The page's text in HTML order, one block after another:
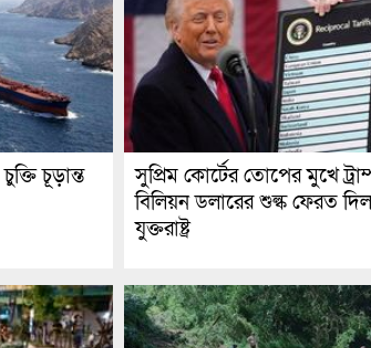
চূড়ান্ত
সুপ্রিম কোর্টের তোপের মুখে
বিলিয়ন ডলারের শুল্ক ফেরত দিল
যুক্তরাষ্ট্র